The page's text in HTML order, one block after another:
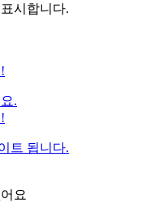
시합니다.
.
트 됩니다.
요